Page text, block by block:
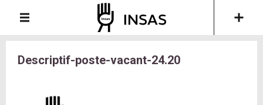
Descriptif-poste-vacant-24.20